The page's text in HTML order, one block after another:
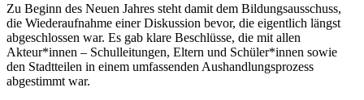
Zu Beginn des Neuen Jahres steht damit dem Bildungsausschuss,
die Wiederaufnahme einer Diskussion bevor, die eigentlich längst
abgeschlossen war. Es gab klare Beschlüsse, die mit allen
Akteur*innen – Schulleitungen, Eltern und Schüler*innen sowie
den Stadtteilen in einem umfassenden Aushandlungsprozess
abgestimmt war.